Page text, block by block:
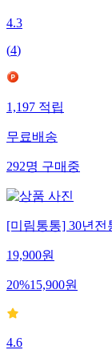
4.3
(4)
1,197 적립
무료배송
292명 구매중
[미림통통] 30년전
19,900원
20%15,900원
4.6